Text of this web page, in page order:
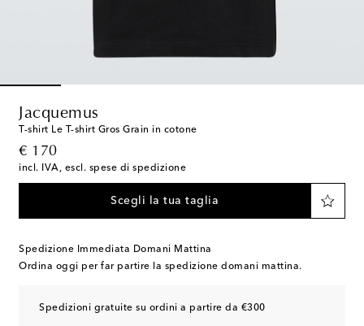
Jacquemus
T-shirt Le T-shirt Gros Grain in cotone
€ 170
original price
incl. IVA, escl. spese di spedizione
Scegli la tua taglia
Spedizione Immediata Domani Mattina
Ordina oggi per far partire la spedizione domani mattina.
Spedizioni gratuite su ordini a partire da €300